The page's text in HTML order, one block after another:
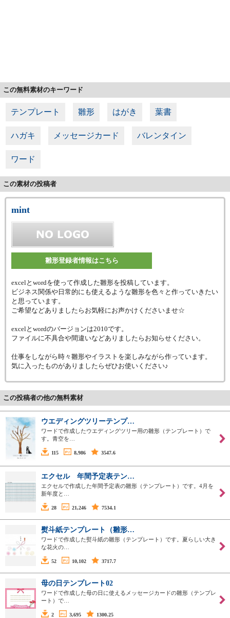
この無料素材のキーワード
テンプレート 雛形 はがき 葉書
ハガキ メッセージカード バレンタイン
ワード
この素材の投稿者
mint
雛形登録者情報はこちら
excelとwordを使って作成した雛形を投稿しています。
ビジネス関係や日常的にも使えるような雛形を色々と作っていきたい
と思っています。
ご希望などありましたらお気軽にお声かけくださいませ☆
excelとwordのバージョンは2010です。
ファイルに不具合や間違いなどありましたらお知らせください。
仕事をしながら時々雛形やイラストを楽しみながら作っています。
気に入ったものがありましたらぜひお使いください♪
この投稿者の他の無料素材
ウエディングツリーテンプ…
ワードで作成したウエディングツリー用の雛形（テンプレート）で
す。青空を…
115 8,986 3547.6
エクセル 年間予定表テン…
エクセルで作成した年間予定表の雛形（テンプレート）です。4月を
新年度と…
28 21,246 7534.1
熨斗紙テンプレート（雛形…
ワードで作成した熨斗紙の雛形（テンプレート）です。夏らしい大き
な花火の…
52 10,102 3717.7
母の日テンプレート02
ワードで作成した母の日に使えるメッセージカードの雛形（テンプレ
ート）で…
2 3,695 1300.25